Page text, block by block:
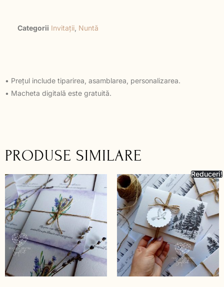
Categorii Invitații Nuntă
• Prețul include tiparirea, asamblarea, personalizarea.
• Macheta digitală este gratuită.
PRODUSE SIMILARE
Reduceri!